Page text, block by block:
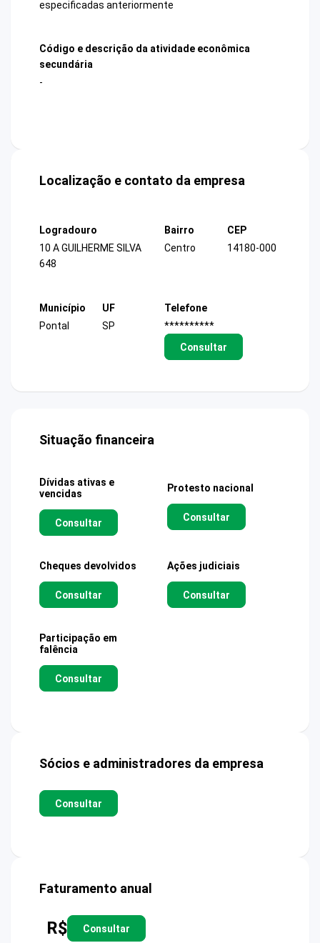
especificadas anteriormente
Código e descrição da atividade econômica
secundária
-
Localização e contato da empresa
Logradouro
10 A GUILHERME SILVA
648
Bairro
Centro
CEP
14180-000
Município
Pontal
UF
SP
Telefone
**********
Consultar
Situação financeira
Dívidas ativas e
vencidas
Consultar
Protesto nacional
Consultar
Cheques devolvidos
Consultar
Ações judiciais
Consultar
Participação em
falência
Consultar
Sócios e administradores da empresa
Consultar
Faturamento anual
R$ Consultar